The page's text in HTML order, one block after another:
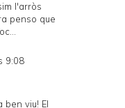
l'arròs
penso que
9:08
ben viu! El